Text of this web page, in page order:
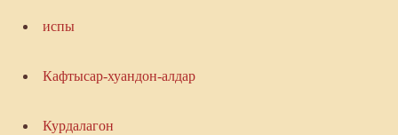
испы
Кафтысар-хуандон-алдар
Курдалагон